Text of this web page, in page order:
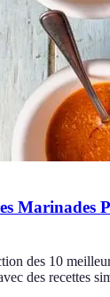
Marinades
des 10
des recettes